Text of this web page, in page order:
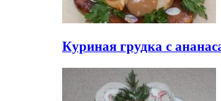
Куриная грудка с